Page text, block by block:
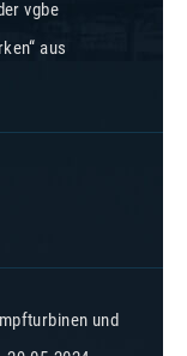
vgbe
aus
und